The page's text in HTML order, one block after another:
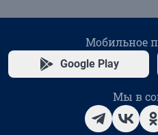
Мобильное
Google Play
Мы в